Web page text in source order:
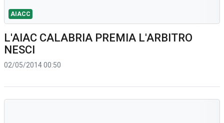
AIACC
L'AIAC CALABRIA PREMIA L'ARBITRO
NESCI
02/05/2014 00:50